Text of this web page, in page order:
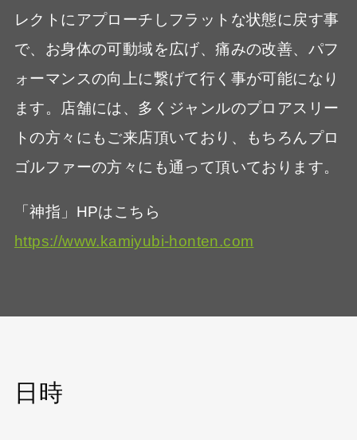
レクトにアプローチしフラットな状態に戻す事
で、お身体の可動域を広げ、痛みの改善、パフ
ォーマンスの向上に繋げて行く事が可能になり
ます。店舗には、多くジャンルのプロアスリー
トの方々にもご来店頂いており、もちろんプロ
ゴルファーの方々にも通って頂いております。
「神指」HPはこちら
https://www.kamiyubi-honten.com
日時